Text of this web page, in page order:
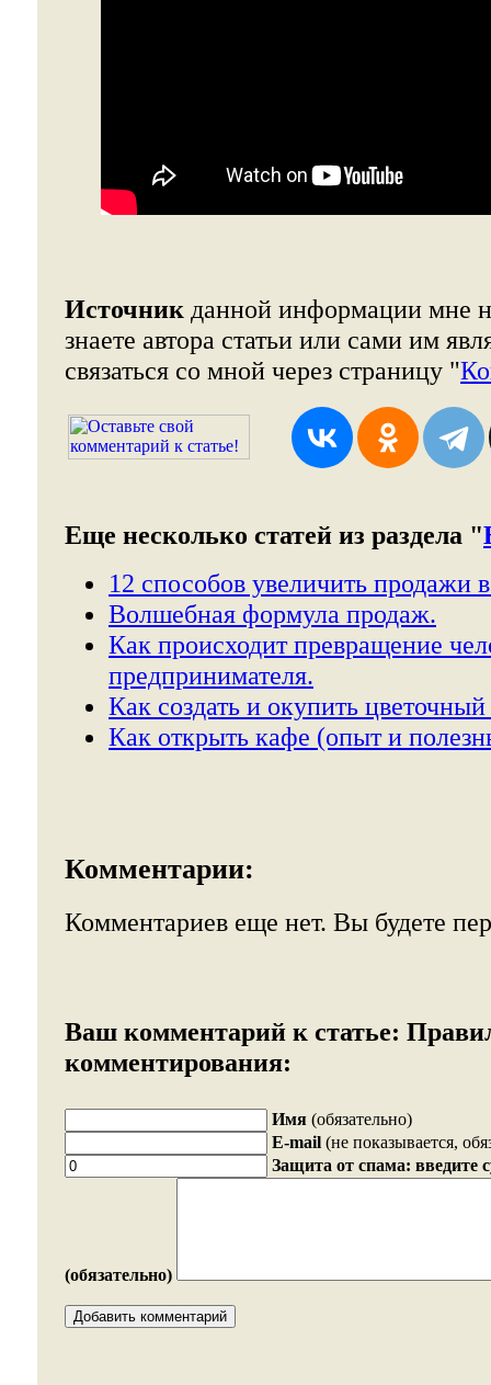
Источник данной информации мне
знаете автора статьи или сами им
связаться со мной через страницу "
Еще несколько статей из раздела "
12 способов увеличить продажи
Волшебная формула продаж.
Как происходит превращение
предпринимателя.
Как создать и окупить
Как открыть кафе (опыт и
Комментарии:
Комментариев еще нет. Вы будете
Ваш комментарий к статье:
комментирования:
Имя (обязательно)
E-mail (не показывается,
Защита от спама: введите
(обязательно)